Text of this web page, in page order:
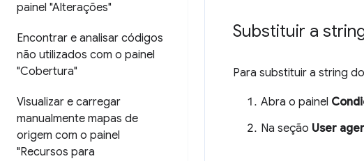
painel "Alterações"
Encontrar e analisar códigos
não utilizados com o painel
"Cobertura"
Visualizar e carregar
manualmente mapas de
origem com o painel
"Recursos para
Substituir a
Para substituir a string
Abra o painel
Na seção User